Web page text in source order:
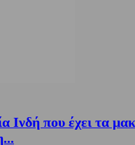
Ινδή που έχει τα